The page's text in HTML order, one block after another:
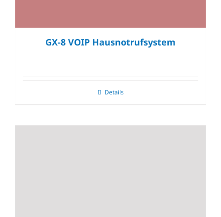
GX-8 VOIP Hausnotrufsystem
Details